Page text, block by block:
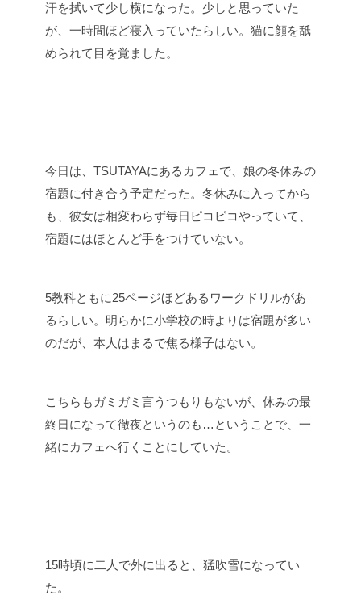
汗を拭いて少し横になった。少しと思っていた
が、一時間ほど寝入っていたらしい。猫に顔を舐
められて目を覚ました。
今日は、TSUTAYAにあるカフェで、娘の冬休みの
宿題に付き合う予定だった。冬休みに入ってから
も、彼女は相変わらず毎日ピコピコやっていて、
宿題にはほとんど手をつけていない。
5教科ともに25ページほどあるワークドリルがあ
るらしい。明らかに小学校の時よりは宿題が多い
のだが、本人はまるで焦る様子はない。
こちらもガミガミ言うつもりもないが、休みの最
終日になって徹夜というのも…ということで、一
緒にカフェへ行くことにしていた。
15時頃に二人で外に出ると、猛吹雪になってい
た。